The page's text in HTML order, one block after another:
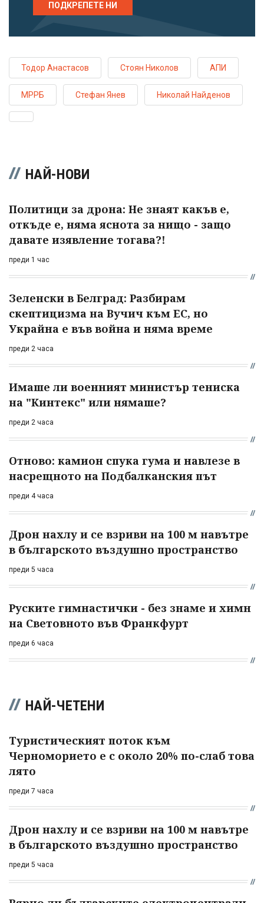
ПОДКРЕПЕТЕ НИ
Тодор Анастасов Стоян Николов АПИ
МРРБ Стефан Янев Николай Найденов
НАЙ-НОВИ
Политици за дрона: Не знаят какъв е,
откъде е, няма яснота за нищо - защо
давате изявление тогава?!
преди 1 час
Зеленски в Белград: Разбирам
скептицизма на Вучич към ЕС, но
Украйна е във война и няма време
преди 2 часа
Имаше ли военният министър тениска
на "Кинтекс" или нямаше?
преди 2 часа
Отново: камион спука гума и навлезе в
насрещното на Подбалканския път
преди 4 часа
Дрон нахлу и се взриви на 100 м навътре
в българското въздушно пространство
преди 5 часа
Руските гимнастички - без знаме и химн
на Световното във Франкфурт
преди 6 часа
НАЙ-ЧЕТЕНИ
Туристическият поток към
Черноморието е с около 20% по-слаб това
лято
преди 7 часа
Дрон нахлу и се взриви на 100 м навътре
в българското въздушно пространство
преди 5 часа